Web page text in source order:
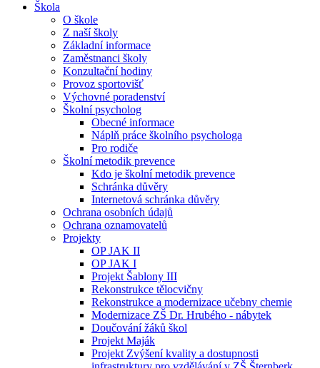
Škola
O škole
Z naší školy
Základní informace
Zaměstnanci školy
Konzultační hodiny
Provoz sportovišť
Výchovné poradenství
Školní psycholog
Obecné informace
Náplň práce školního psychologa
Pro rodiče
Školní metodik prevence
Kdo je školní metodik prevence
Schránka důvěry
Internetová schránka důvěry
Ochrana osobních údajů
Ochrana oznamovatelů
Projekty
OP JAK II
OP JAK I
Projekt Šablony III
Rekonstrukce tělocvičny
Rekonstrukce a modernizace učebny chemie
Modernizace ZŠ Dr. Hrubého - nábytek
Doučování žáků škol
Projekt Maják
Projekt Zvýšení kvality a dostupnosti